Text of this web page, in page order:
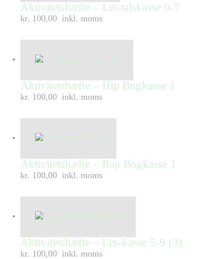
Aktivitetshæfte – Let-talskasse 0-7
kr. 100,00 inkl. moms
Aktivitetshæfte – Hip Bogkasse 1
kr. 100,00 inkl. moms
Aktivitetshæfte – Rap Bogkasse 1
kr. 100,00 inkl. moms
Aktivitetshæfte – Lix-kasse 5-9 (3)
kr. 100,00 inkl. moms